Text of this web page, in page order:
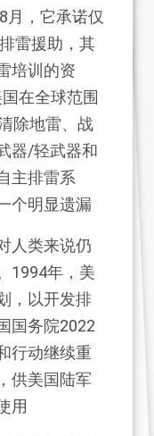
月，它承诺仅
雷援助，其
培训的资
在全球范围
除地雷、战
器/轻武器和
主排雷系
个明显遗漏
人类来说仍
1994年，美
，以开发排
国务院2022
行动继续重
供美国陆军
用